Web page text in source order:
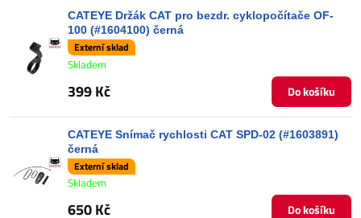
CATEYE Držák CAT pro bezdr. cyklopočítače OF-
100 (#1604100) černá
Externí sklad
Skladem
399 Kč Do košíku
CATEYE Snímač rychlosti CAT SPD-02 (#1603891)
černá
Externí sklad
Skladem
650 Kč Do košíku